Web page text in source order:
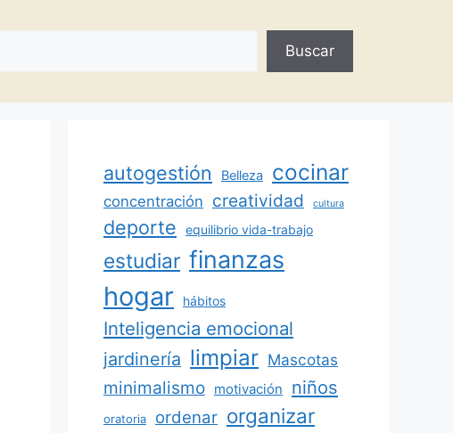
Buscar
autogestión Belleza cocinar
concentración creatividad cultura
deporte equilibrio vida-trabajo
estudiar finanzas
hogar hábitos
Inteligencia emocional
jardinería limpiar Mascotas
minimalismo motivación niños
oratoria ordenar organizar